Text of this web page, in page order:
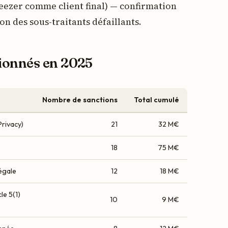
comme client final) — confirmation
des sous-traitants défaillants.
en 2025
Nombre de sanctions Total cumulé
21 32 M€
18 75 M€
12 18 M€
5(1)
10 9 M€